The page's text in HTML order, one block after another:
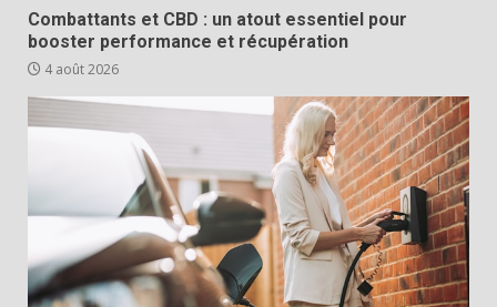
Combattants et CBD : un atout essentiel pour
booster performance et récupération
4 août 2026